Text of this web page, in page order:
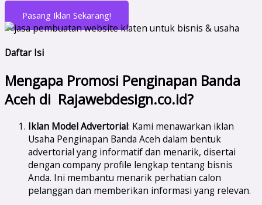
Pasang Iklan Sekarang!
Daftar Isi
Mengapa Promosi Penginapan Banda
Aceh di Rajawebdesign.co.id?
Iklan Model Advertorial: Kami menawarkan iklan
Usaha Penginapan Banda Aceh dalam bentuk
advertorial yang informatif dan menarik, disertai
dengan company profile lengkap tentang bisnis
Anda. Ini membantu menarik perhatian calon
pelanggan dan memberikan informasi yang relevan.